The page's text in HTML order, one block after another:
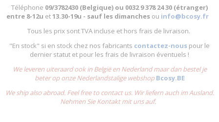
Téléphone 09/3782430 (Belgique) ou 0032 9 378 24 30 (étranger)
entre 8-12u et13.30-19u - sauf les dimanchesou info@bcosy.fr
Tous les prix sont TVA incluse et hors frais de livraison.
"En stock" si en stock chez nos fabricants contactez-nous pour le
dernier statut et pour les frais de livraison éventuels !
We leveren uiteraard ook in België en Nederland maar dan bestel je
beter op onze Nederlandstalige webshopBcosy.BE
We ship also abroad. Feel free to contact us. Wir liefern auch im Ausland.
Nehmen Sie Kontakt mit uns auf.